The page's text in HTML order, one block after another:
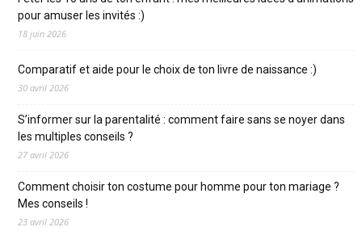
pour amuser les invités :)
18 juin 2026
Comparatif et aide pour le choix de ton livre de naissance :)
30 avril 2026
S’informer sur la parentalité : comment faire sans se noyer dans
les multiples conseils ?
27 avril 2026
Comment choisir ton costume pour homme pour ton mariage ?
Mes conseils !
23 avril 2026